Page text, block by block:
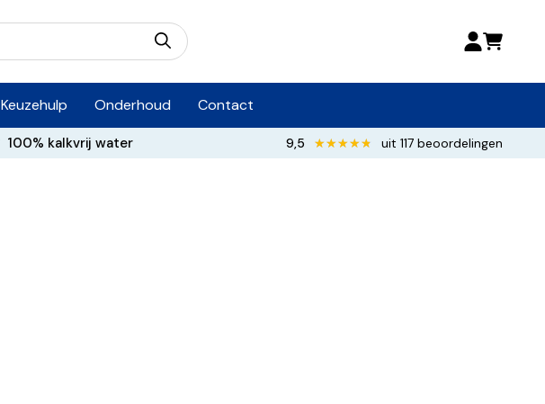
Keuzehulp Onderhoud Contact
100% kalkvrij water 9,5 ★★★★★
★★★★★ uit 117 beoordelingen